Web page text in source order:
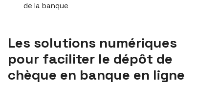
de la banque
Les solutions numériques
pour faciliter le dépôt de
chèque en banque en ligne